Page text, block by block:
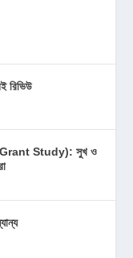
রিভিউ
Grant Study): সুখ ও